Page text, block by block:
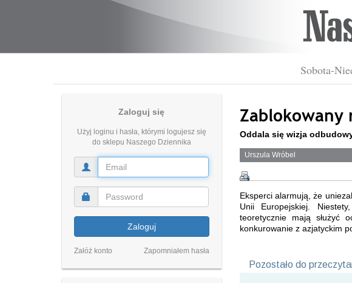
Sobota-
Zaloguj się
Użyj loginu i hasła, którymi logujesz się
do sklepu Naszego Dziennika
Zaloguj
Załóż konto Zapomniałem hasła
Zablokowany
Oddala się wizja
Urszula Wróbel
Eksperci alarmują, że
Unii Europejskiej.
teoretycznie mają służyć
konkurowanie z azjatyckim
Pozostało do